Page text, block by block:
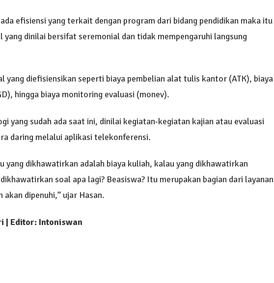
efisiensi yang terkait dengan program dari bidang pendidikan maka itu
yang dinilai bersifat seremonial dan tidak mempengaruhi langsung
yang diefisiensikan seperti biaya pembelian alat tulis kantor (ATK), biaya
hingga biaya monitoring evaluasi (monev).
yang sudah ada saat ini, dinilai kegiatan-kegiatan kajian atau evaluasi
daring melalui aplikasi telekonferensi.
yang dikhawatirkan adalah biaya kuliah, kalau yang dikhawatirkan
soal apa lagi? Beasiswa? Itu merupakan bagian dari layanan
dipenuhi,” ujar Hasan.
| Editor: Intoniswan